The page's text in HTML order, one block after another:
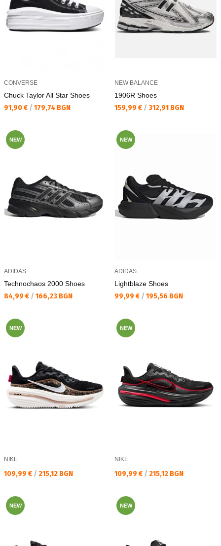
CONVERSE
Chuck Taylor All Star Shoes
Текуща цена:
91,90 € / 179,74 BGN
NEW BALANCE
1906R Shoes
Текуща цена:
159,99 € / 312,91 BGN
NEW
ADIDAS
Technochaos 2000 Shoes
Текуща цена:
84,99 € / 166,23 BGN
NEW
ADIDAS
Lightblaze Shoes
Текуща цена:
99,99 € / 195,56 BGN
NEW
NIKE
Текуща цена:
109,99 € / 215,12 BGN
NEW
NIKE
Текуща цена:
109,99 € / 215,12 BGN
NEW NEW